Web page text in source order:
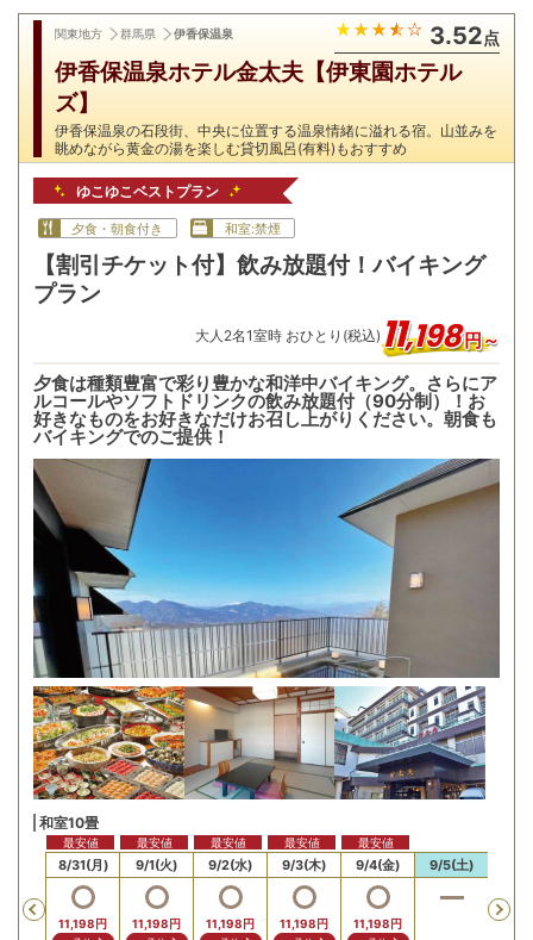
関東地方 群馬県 伊香保温泉 3.52点
伊香保温泉ホテル金太夫【伊東園ホテル
ズ】
伊香保温泉の石段街、中央に位置する温泉情緒に溢れる宿。山並みを
眺めながら黄金の湯を楽しむ貸切風呂(有料)もおすすめ
ゆこゆこベストプラン
夕食・朝食付き 和室:禁煙
【割引チケット付】飲み放題付！バイキング
プラン
大人 2名1室時 おひとり(税込)11,198円～
夕食は種類豊富で彩り豊かな和洋中バイキング。さらにア
ルコールやソフトドリンクの飲み放題付（90分制）！お
好きなものをお好きなだけお召し上がりください。朝食も
バイキングでのご提供！
和室10畳
Previous
円
8/31(月)
11,198 円
最安値
9/1(火)
11,198 円
最安値
9/2(水)
11,198 円
最安値
9/3(木)
11,198 円
最安値
9/4(金)
11,198 円
最安値
9/5(土)